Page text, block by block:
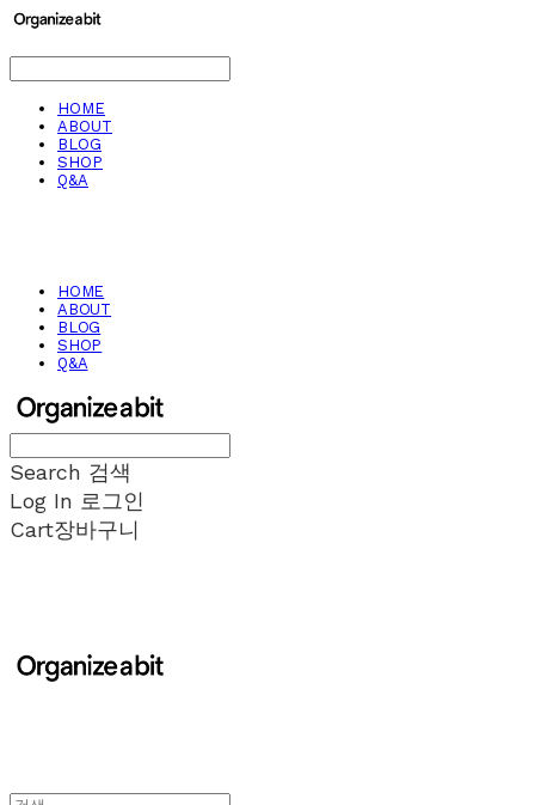
HOME
ABOUT
BLOG
SHOP
Q&A
HOME
ABOUT
BLOG
SHOP
Q&A
Search 검색
Log In 로그인
Cart장바구니